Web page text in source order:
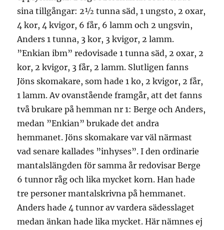
sina tillgångar: 2½ tunna säd, 1 ungsto, 2 oxar,
4 kor, 4 kvigor, 6 får, 6 lamm och 2 ungsvin,
Anders 1 tunna, 3 kor, 3 kvigor, 2 lamm.
”Enkian ibm” redovisade 1 tunna säd, 2 oxar, 2
kor, 2 kvigor, 3 får, 2 lamm. Slutligen fanns
Jöns skomakare, som hade 1 ko, 2 kvigor, 2 får,
1 lamm. Av ovanstående framgår, att det fanns
två brukare på hemman nr 1: Berge och Anders,
medan ”Enkian” brukade det andra
hemmanet. Jöns skomakare var väl närmast
vad senare kallades ”inhyses”. I den ordinarie
mantalslängden för samma år redovisar Berge
6 tunnor råg och lika mycket korn. Han hade
tre personer mantalskrivna på hemmanet.
Anders hade 4 tunnor av vardera sädesslaget
medan änkan hade lika mycket. Här nämnes ej